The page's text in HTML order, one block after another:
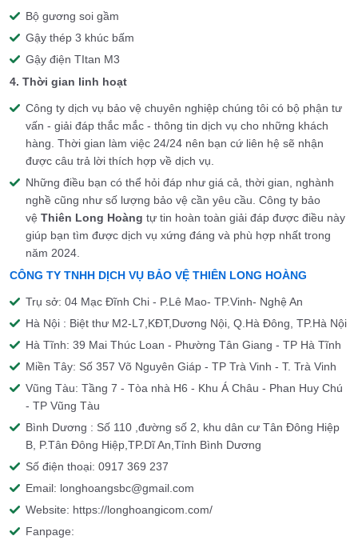
Bộ gương soi gầm
Gậy thép 3 khúc bấm
Gậy điện TItan M3
4. Thời gian linh hoạt
Công ty dịch vụ bảo vệ chuyên nghiệp chúng tôi có bộ phận tư
vấn - giải đáp thắc mắc - thông tin dịch vụ cho những khách
hàng. Thời gian làm việc 24/24 nên bạn cứ liên hệ sẽ nhận
được câu trả lời thích hợp về dịch vụ.
Những điều bạn có thể hỏi đáp như giá cả, thời gian, nghành
nghề cũng như số lượng bảo vệ cần yêu cầu. Công ty bảo
vệ Thiên Long Hoàng tự tin hoàn toàn giải đáp được điều này
giúp bạn tìm được dịch vụ xứng đáng và phù hợp nhất trong
năm 2024.
CÔNG TY TNHH DỊCH VỤ BẢO VỆ THIÊN LONG HOÀNG
Trụ sở: 04 Mạc Đĩnh Chi - P.Lê Mao- TP.Vinh- Nghệ An
Hà Nội : Biệt thư M2-L7,KĐT,Dương Nội, Q.Hà Đông, TP.Hà Nội
Hà Tĩnh: 39 Mai Thúc Loan - Phường Tân Giang - TP Hà Tĩnh
Miền Tây: Số 357 Võ Nguyên Giáp - TP Trà Vinh - T. Trà Vinh
Vũng Tàu: Tầng 7 - Tòa nhà H6 - Khu Á Châu - Phan Huy Chú
- TP Vũng Tàu
Bình Dương : Số 110 ,đường số 2, khu dân cư Tân Đông Hiệp
B, P.Tân Đông Hiệp,TP.Dĩ An,Tỉnh Bình Dương
Số điện thoại: 0917 369 237
Email: longhoangsbc@gmail.com
Website: https://longhoangicom.com/
Fanpage: